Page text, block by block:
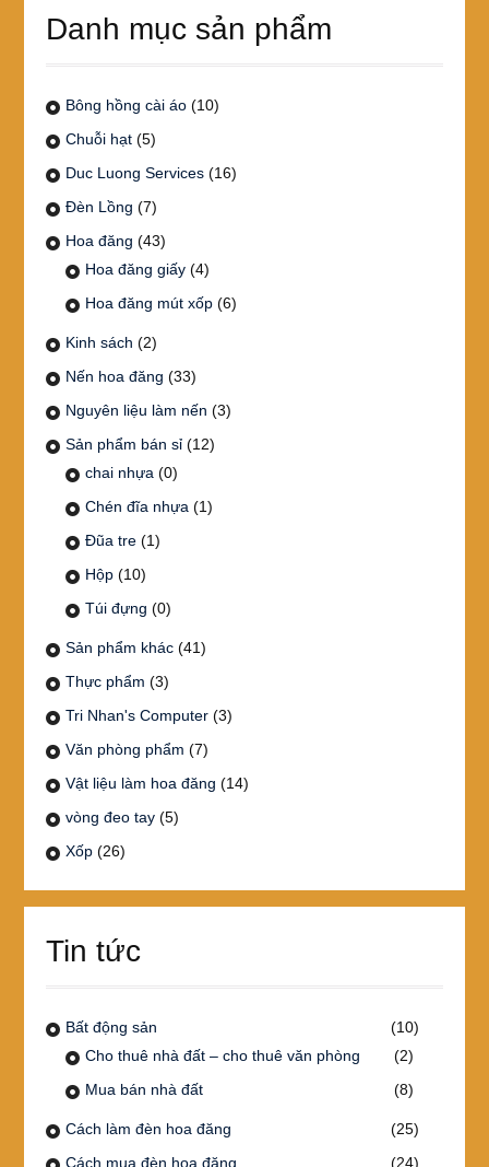
trang
Danh mục sản phẩm
Bông hồng cài áo (10)
Chuỗi hạt (5)
Duc Luong Services (16)
Đèn Lồng (7)
Hoa đăng (43)
Hoa đăng giấy (4)
Hoa đăng mút xốp (6)
Kinh sách (2)
Nến hoa đăng (33)
Nguyên liệu làm nến (3)
Sản phẩm bán sỉ (12)
chai nhựa (0)
Chén đĩa nhựa (1)
Đũa tre (1)
Hộp (10)
Túi đựng (0)
Sản phẩm khác (41)
Thực phẩm (3)
Tri Nhan's Computer (3)
Văn phòng phẩm (7)
Vật liệu làm hoa đăng (14)
vòng đeo tay (5)
Xốp (26)
Tin tức
Bất động sản
(10)
Cho thuê nhà đất – cho thuê văn phòng
(2)
Mua bán nhà đất
(8)
Cách làm đèn hoa đăng
(25)
Cách mua đèn hoa đăng
(24)